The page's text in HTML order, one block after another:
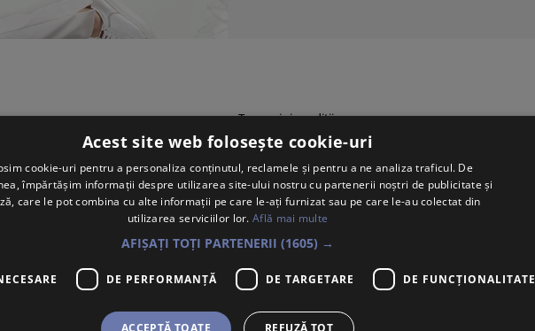
Termeni și condiții
Politica de confidențialitate
Politica de utilizare Cookie-uri
Politica de retur
Cum comand?
Cum plătesc?
Cum se livrează?
Personalități produse
Acest site web folosește cookie-uri
cookie-uri pentru a personaliza conținutul, reclamele și pentru a ne analiza traficul. De
împărtășim informații despre utilizarea site-ului nostru cu partenerii noștri de publicitate și
care le pot combina cu alte informații pe care le-ați furnizat sau pe care le-au colectat din
utilizarea serviciilor lor.Află mai multe
AFIȘAȚI TOȚI PARTENERII (1605) →
DE PERFORMANȚĂ DE TARGETARE DE FUNCŢIONALITATE
ACCEPTĂ TOATE REFUZĂ TOT